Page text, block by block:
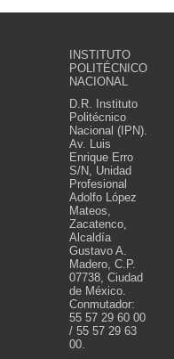
INSTITUTO
POLITÉCNICO
NACIONAL
D.R. Instituto
Politécnico
Nacional (IPN).
Av. Luis
Enrique Erro
S/N, Unidad
Profesional
Adolfo López
Mateos,
Zacatenco,
Alcaldía
Gustavo A.
Madero, C.P.
07738, Ciudad
de México.
Conmutador:
55 57 29 60 00
/ 55 57 29 63
00.